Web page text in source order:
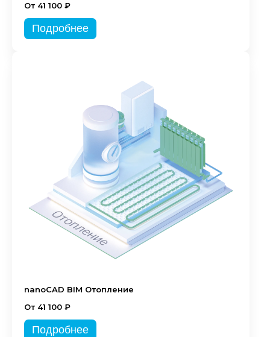
От 41 100 ₽
Подробнее
nanoCAD BIM Отопление
От 41 100 ₽
Подробнее